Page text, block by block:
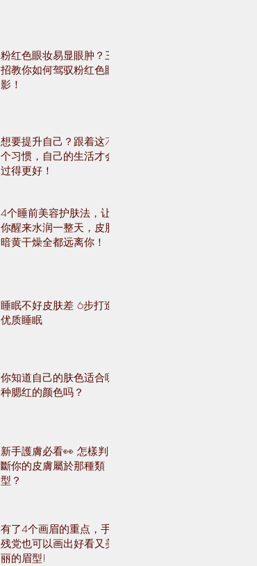
粉红色眼妆易显眼肿？三
招教你如何驾驭粉红色眼
影！
想要提升自己？跟着这7
个习惯，自己的生活才会
过得更好！
4个睡前美容护肤法，让
你醒来水润一整天，皮肤
暗黄干燥全都远离你！
睡眠不好皮肤差 6步打造
优质睡眠
你知道自己的肤色适合哪
种腮红的颜色吗？
新手護膚必看👀 怎樣判
斷你的皮膚屬於那種類
型？
有了4个画眉的重点，手
残党也可以画出好看又美
丽的眉型!